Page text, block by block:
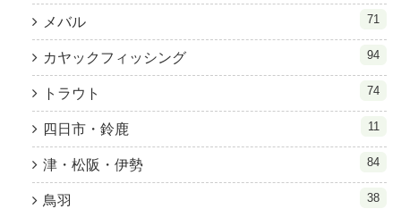
メバル 71
カヤックフィッシング 94
トラウト 74
四日市・鈴鹿 11
津・松阪・伊勢 84
鳥羽 38